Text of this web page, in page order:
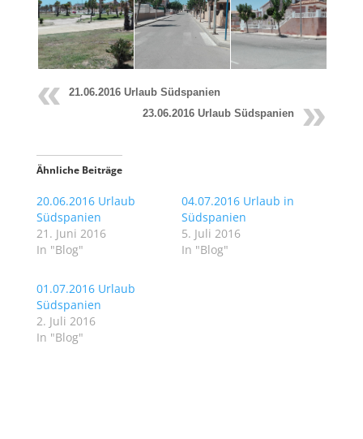
21.06.2016 Urlaub Südspanien
23.06.2016 Urlaub Südspanien
Ähnliche Beiträge
20.06.2016 Urlaub
Südspanien
21. Juni 2016
In "Blog"
04.07.2016 Urlaub in
Südspanien
5. Juli 2016
In "Blog"
01.07.2016 Urlaub
Südspanien
2. Juli 2016
In "Blog"